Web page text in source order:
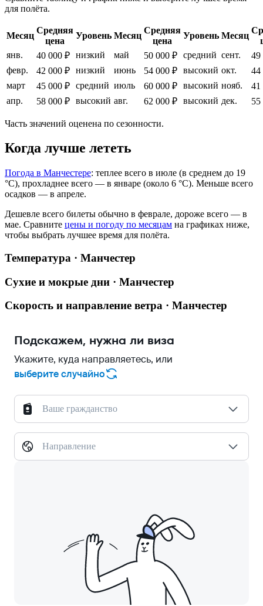
для полёта.
Месяц
Средняя
цена
Уровень Месяц
Средняя
цена
Уровень Месяц
янв.
40 000 ₽ низкий май 50 000 ₽ средний сент.
49
февр.
42 000 ₽ низкий июнь 54 000 ₽ высокий окт.
44
март
45 000 ₽ средний июль 60 000 ₽ высокий нояб.
41
апр.
58 000 ₽ высокий авг. 62 000 ₽ высокий дек. 55
Часть значений оценена по сезонности.
Когда лучше лететь
Погода в Манчестере: теплее всего в июле (в среднем до 19
°C), прохладнее всего — в январе (около 6 °C). Меньше всего
осадков — в апреле.
Дешевле всего билеты обычно в феврале, дороже всего — в
мае. Сравните цены и погоду по месяцам на графиках ниже,
чтобы выбрать лучшее время для полёта.
Температура · Манчестер
Сухие и мокрые дни · Манчестер
Скорость и направление ветра · Манчестер
Подскажем, нужна ли виза
Укажите, куда направляетесь, или
выберите случайно
Ваше гражданство
Направление